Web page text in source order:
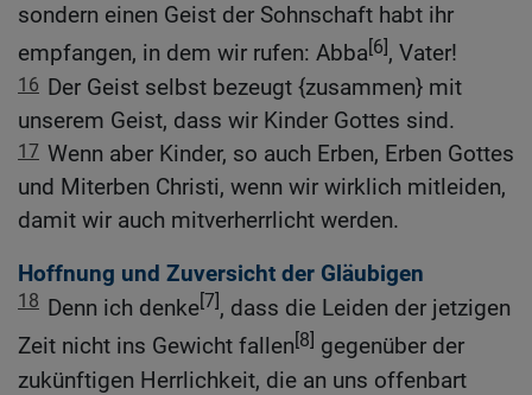
sondern einen Geist der Sohnschaft habt ihr
empfangen, in dem wir rufen: Abba[6], Vater!
16 Der Geist selbst bezeugt {zusammen} mit
unserem Geist, dass wir Kinder Gottes sind.
17 Wenn aber Kinder, so auch Erben, Erben Gottes
und Miterben Christi, wenn wir wirklich mitleiden,
damit wir auch mitverherrlicht werden.
Hoffnung und Zuversicht der Gläubigen
18 Denn ich denke[7], dass die Leiden der jetzigen
Zeit nicht ins Gewicht fallen[8] gegenüber der
zukünftigen Herrlichkeit, die an uns offenbart